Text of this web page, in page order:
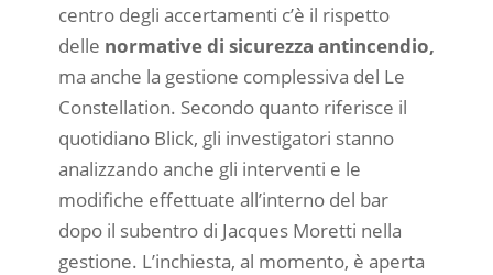
centro degli accertamenti c’è il rispetto
delle normative di sicurezza antincendio,
ma anche la gestione complessiva del Le
Constellation. Secondo quanto riferisce il
quotidiano Blick, gli investigatori stanno
analizzando anche gli interventi e le
modifiche effettuate all’interno del bar
dopo il subentro di Jacques Moretti nella
gestione. L’inchiesta, al momento, è aperta